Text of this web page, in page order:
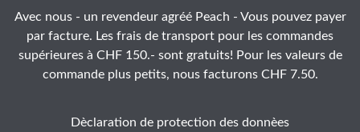
Avec nous - un revendeur agréé Peach - Vous pouvez payer
par facture. Les frais de transport pour les commandes
supérieures à CHF 150.- sont gratuits! Pour les valeurs de
commande plus petits, nous facturons CHF 7.50.
Dèclaration de protection des donnèes